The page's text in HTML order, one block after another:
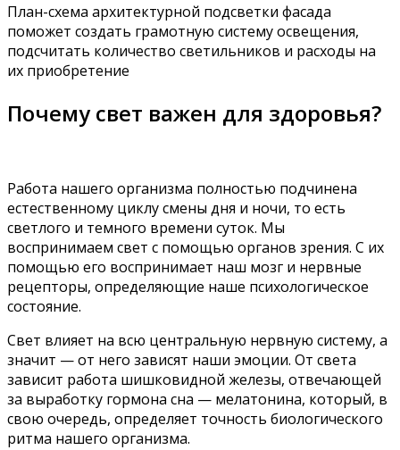
План-схема архитектурной подсветки фасада
поможет создать грамотную систему освещения,
подсчитать количество светильников и расходы на
их приобретение
Почему свет важен для здоровья?
Работа нашего организма полностью подчинена
естественному циклу смены дня и ночи, то есть
светлого и темного времени суток. Мы
воспринимаем свет с помощью органов зрения. С их
помощью его воспринимает наш мозг и нервные
рецепторы, определяющие наше психологическое
состояние.
Свет влияет на всю центральную нервную систему, а
значит — от него зависят наши эмоции. От света
зависит работа шишковидной железы, отвечающей
за выработку гормона сна — мелатонина, который, в
свою очередь, определяет точность биологического
ритма нашего организма.